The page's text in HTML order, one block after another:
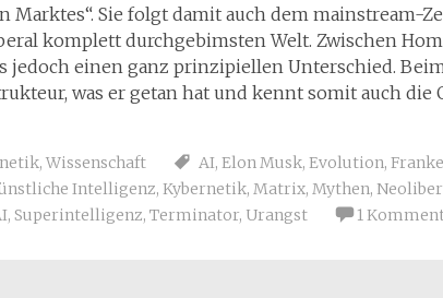
Marktes“. Sie folgt damit auch dem mainstream-
komplett durchgebimsten Welt. Zwischen
jedoch einen ganz prinzipiellen Unterschied.
was er getan hat und kennt somit auch die
, Wissenschaft AI, Elon Musk, Evolution,
Intelligenz, Kybernetik, Matrix, Mythen,
, Superintelligenz, Terminator, Urangst 1